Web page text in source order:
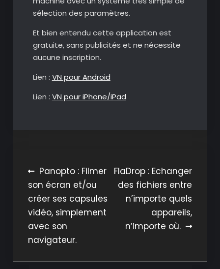
sélection des paramètres.
Et bien entendu cette application est
gratuite, sans publicités et ne nécessite
aucune inscription.
Lien : VN pour Android
Lien : VN pour iPhone/iPad
Navigation
de
l’article
Panopto : Filmer
son écran et/ou
créer ses capsules
vidéo, simplement
avec son
navigateur.
FlaDrop : Echanger
des fichiers entre
n’importe quels
appareils,
n’importe où.